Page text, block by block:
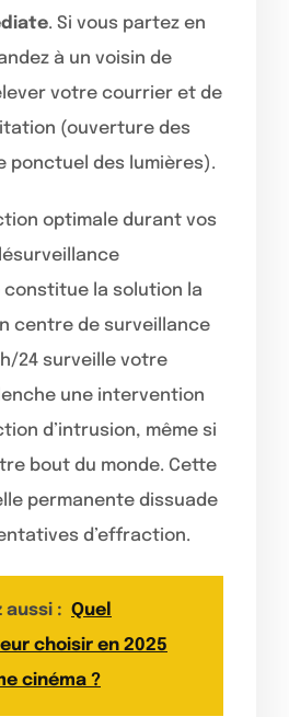
. Si vous partez en
à un voisin de
votre courrier et de
(ouverture des
ponctuel des lumières).
optimale durant vos
la solution la
centre de surveillance
24 surveille votre
une intervention
d’intrusion, même si
bout du monde. Cette
permanente dissuade
d’effraction.
aussi : Quel
choisir en 2025
cinéma ?